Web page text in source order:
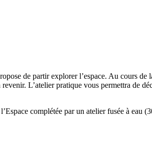
de partir explorer l’espace. Au cours
L’atelier pratique vous permettra de
complétée par un atelier fusée à eau